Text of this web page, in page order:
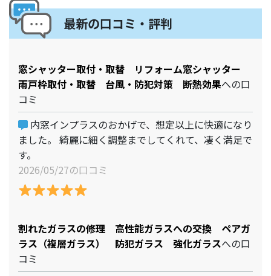
最新の口コミ・評判
窓シャッター取付・取替 リフォーム窓シャッター
雨戸枠取付・取替 台風・防犯対策 断熱効果への口
コミ
内窓インプラスのおかげで、想定以上に快適になり
ました。 綺麗に細く調整までしてくれて、凄く満足で
す。
2026/05/27の口コミ
割れたガラスの修理 高性能ガラスへの交換 ペアガ
ラス（複層ガラス） 防犯ガラス 強化ガラスへの口
コミ